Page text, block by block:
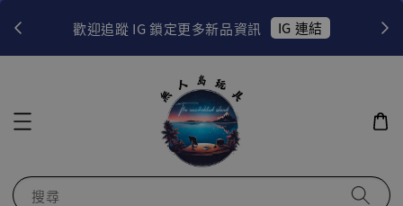
歡迎追蹤 IG 鎖定更多新品資訊 IG 連結
搜尋